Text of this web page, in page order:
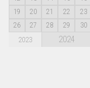
19
20 21 22 23
26
27 28 29 30
2023 2024